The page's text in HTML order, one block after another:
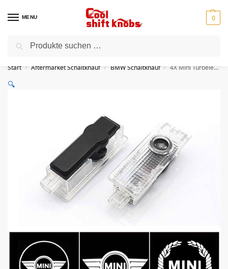
MENU 0
⭐Kostenloser Versand für alle Bestellungen
Start / Aftermarket Schaltknauf / BMW Schaltknauf / 4X Mini Türbeleuchtung Logo LED Projektor
🔍